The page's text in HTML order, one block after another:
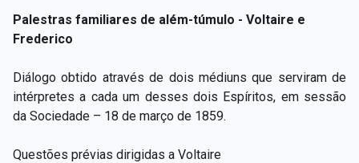
Palestras familiares de além-túmulo - Voltaire e
Frederico
Diálogo obtido através de dois médiuns que serviram de
intérpretes a cada um desses dois Espíritos, em sessão
da Sociedade – 18 de março de 1859.
Questões prévias dirigidas a Voltaire